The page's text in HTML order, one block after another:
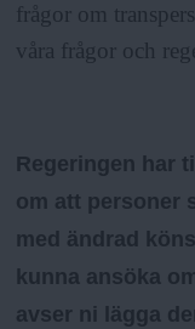
frågor om
våra frågor och
Regeringen har
om att personer
med ändrad
kunna ansöka
avser ni lägga